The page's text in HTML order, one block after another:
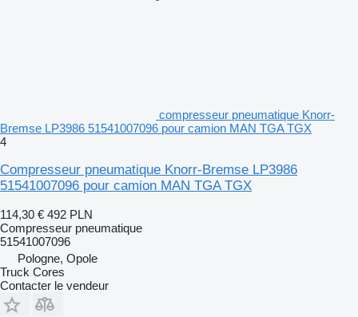
compresseur pneumatique Knorr-
Bremse LP3986 51541007096 pour camion MAN TGA TGX
4
Compresseur pneumatique Knorr-Bremse LP3986
51541007096 pour camion MAN TGA TGX
114,30 € 492 PLN
Compresseur pneumatique
51541007096
Pologne, Opole
Truck Cores
Contacter le vendeur